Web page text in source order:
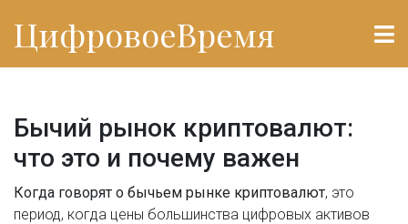
ЦифровоеВремя
Бычий рынок криптовалют:
что это и почему важен
Когда говорят о бычьем рынке криптовалют, это
период, когда цены большинства цифровых активов